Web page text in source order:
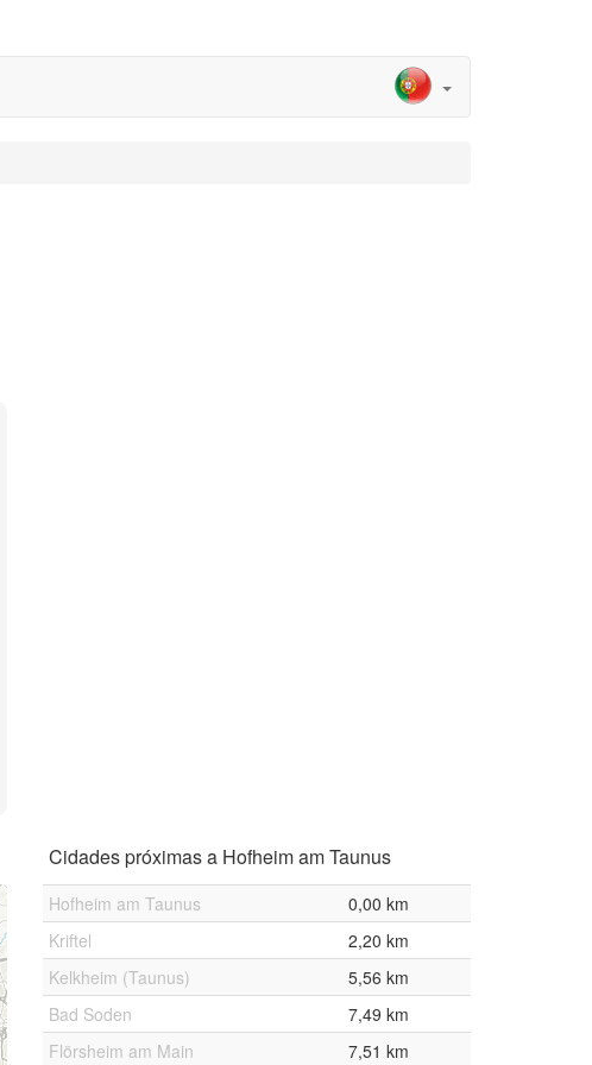
Cidades próximas a Hofheim am Taunus
Hofheim am Taunus
0,00 km
Kriftel
2,20 km
Kelkheim (Taunus)
5,56 km
Bad Soden
7,49 km
Flörsheim am Main
7,51 km